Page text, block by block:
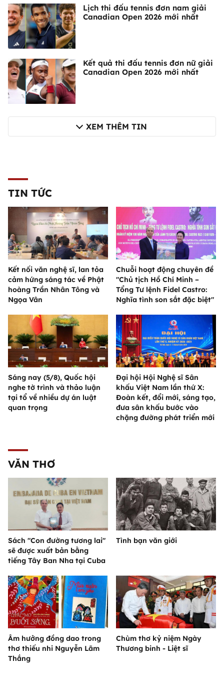
Lịch thi đấu tennis đơn nam giải
Canadian Open 2026 mới nhất
Kết quả thi đấu tennis đơn nữ giải
Canadian Open 2026 mới nhất
XEM THÊM TIN
TIN TỨC
Kết nối văn nghệ sĩ, lan tỏa
cảm hứng sáng tác về Phật
hoàng Trần Nhân Tông và
Ngọa Vân
Chuỗi hoạt động chuyên đề
"Chủ tịch Hồ Chí Minh –
Tổng Tư lệnh Fidel Castro:
Nghĩa tình son sắt đặc biệt"
Sáng nay (5/8), Quốc hội
nghe tờ trình và thảo luận
tại tổ về nhiều dự án luật
quan trọng
Đại hội Hội Nghệ sĩ Sân
khấu Việt Nam lần thứ X:
Đoàn kết, đổi mới, sáng tạo,
đưa sân khấu bước vào
chặng đường phát triển mới
VĂN THƠ
Sách "Con đường tương lai"
sẽ được xuất bản bằng
tiếng Tây Ban Nha tại Cuba
Tình bạn văn giới
Âm hưởng đồng dao trong
thơ thiếu nhi Nguyễn Lãm
Thắng
Chùm thơ kỷ niệm Ngày
Thương binh - Liệt sĩ